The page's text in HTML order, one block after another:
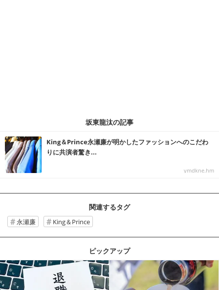
坂東龍汰の記事
King＆Prince永瀬廉が明かしたファッションへのこだわ
りに共演者驚き...
ymdkne.hm
関連するタグ
永瀬廉 King＆Prince
ピックアップ
記事を読む